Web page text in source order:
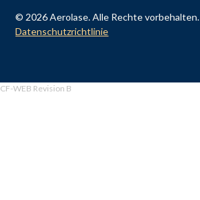
© 2026 Aerolase. Alle Rechte vorbehalten.
Datenschutzrichtlinie
CF-WEB Revision B